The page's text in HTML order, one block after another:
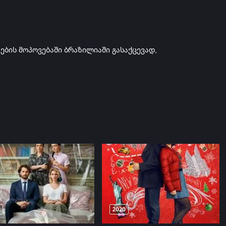
მოპოვებაში ბრაზილიაში გასაქცევად,
2020